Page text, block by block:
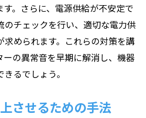
す。さらに、電源供給が不安定で
のチェックを行い、適切な電力供
求められます。これらの対策を講
ーの異常音を早期に解消し、機器
るでしょう。
させるための手法